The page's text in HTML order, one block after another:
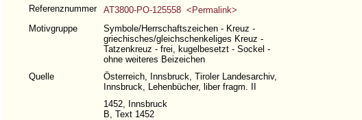
Referenznummer
AT3800-PO-125558 <Permalink>
Motivgruppe
Symbole/Herrschaftszeichen - Kreuz -
griechisches/gleichschenkeliges Kreuz -
Tatzenkreuz - frei, kugelbesetzt - Sockel -
ohne weiteres Beizeichen
Quelle
Österreich, Innsbruck, Tiroler Landesarchiv,
Innsbruck, Lehenbücher, liber fragm. II
1452, Innsbruck
B, Text 1452